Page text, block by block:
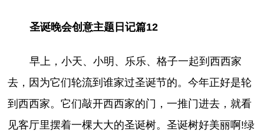
圣诞晚会创意主题日记篇12
早上，小天、小明、乐乐、格子一起到西西家
去，因为它们轮流到谁家过圣诞节的。今年正好是轮
到西西家。它们敲开西西家的门，一推门进去，就看
见客厅里摆着一棵大大的圣诞树。圣诞树好美丽啊!绿